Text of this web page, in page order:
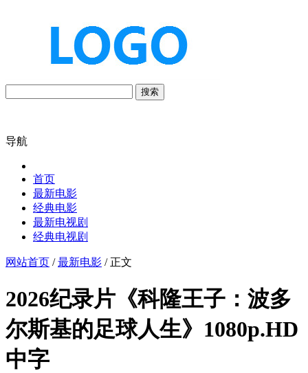
搜索
导航
首页
最新电影
经典电影
最新电视剧
经典电视剧
网站首页 /最新电影 / 正文
2026纪录片《科隆王子：波多
尔斯基的足球人生》1080p.HD
中字